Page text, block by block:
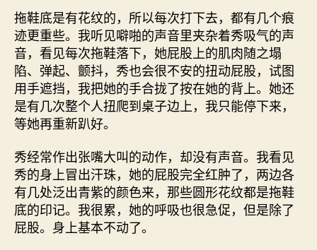
拖鞋底是有花纹的，所以每次打下去，都有几个痕
迹更重些。我听见噼啪的声音里夹杂着秀吸气的声
音，看见每次拖鞋落下，她屁股上的肌肉随之塌
陷、弹起、颤抖，秀也会很不安的扭动屁股，试图
用手遮挡，我把她的手合拢了按在她的背上。她还
是有几次整个人扭爬到桌子边上，我只能停下来，
等她再重新趴好。
秀经常作出张嘴大叫的动作，却没有声音。我看见
秀的身上冒出汗珠，她的屁股完全红肿了，两边各
有几处泛出青紫的颜色来，那些圆形花纹都是拖鞋
底的印记。我很累，她的呼吸也很急促，但是除了
屁股。身上基本不动了。